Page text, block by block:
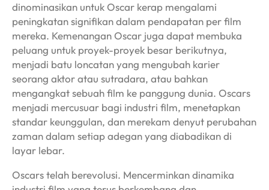
dinominasikan untuk Oscar kerap mengalami
peningkatan signifikan dalam pendapatan per film
mereka. Kemenangan Oscar juga dapat membuka
peluang untuk proyek-proyek besar berikutnya,
menjadi batu loncatan yang mengubah karier
seorang aktor atau sutradara, atau bahkan
mengangkat sebuah film ke panggung dunia. Oscars
menjadi mercusuar bagi industri film, menetapkan
standar keunggulan, dan merekam denyut perubahan
zaman dalam setiap adegan yang diabadikan di
layar lebar.
Oscars telah berevolusi. Mencerminkan dinamika